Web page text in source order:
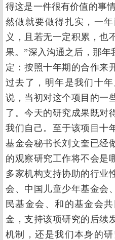
得这是一件很有价值的事
然做就要做得扎实，一
义，且若无一定积累，也
果。”深入沟通之后，那
定：按照十年期的合作来
过去了，明年是我们十
说，当初对这个项目的一
了。今天的研究成果既对
我们自己。至于该项目十
基金会秘书长刘文奎已经
的观察研究工作将不会是
多家机构支持协助的行业
会、中国儿童少年基金会
民基金会、和的基金会
金，支持该项研究的后续
机制，还是我们本身的